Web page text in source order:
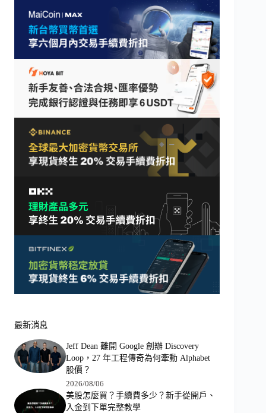
最新消息
Jeff Dean 離開 Google 創辦 Discovery
Loop，27 年工程傳奇為何牽動 Alphabet
股價？
2026/08/06
美股怎麼買？手續費多少？新手從開戶、
入金到下單完整教學